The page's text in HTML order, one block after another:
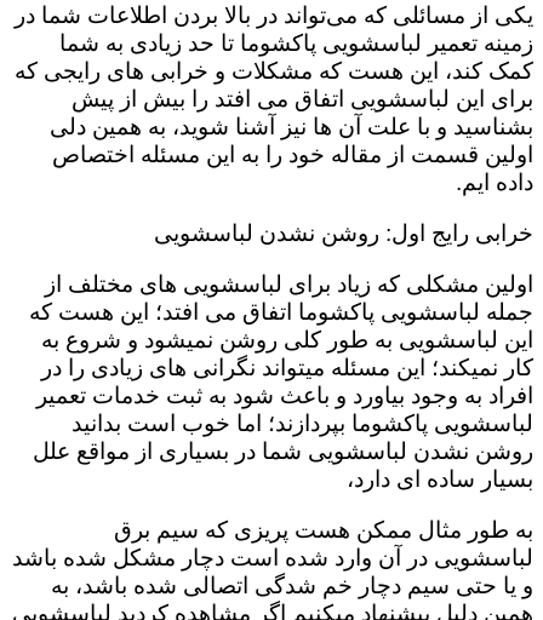
یکی از مسائلی که می‌تواند در بالا بردن اطلاعات شما در
زمینه تعمیر لباسشویی پاکشوما تا حد زیادی به شما
کمک کند، این هست که مشکلات و خرابی های رایجی که
برای این لباسشویی اتفاق می افتد را بیش از پیش
بشناسید و با علت آن ها نیز آشنا شوید، به همین دلی
اولین قسمت از مقاله خود را به این مسئله اختصاص
داده ایم.
خرابی رایج اول: روشن نشدن لباسشویی
اولین مشکلی که زیاد برای لباسشویی های مختلف از
جمله لباسشویی پاکشوما اتفاق می افتد؛ این هست که
این لباسشویی به طور کلی روشن نمیشود و شروع به
کار نمیکند؛ این مسئله میتواند نگرانی های زیادی را در
افراد به وجود بیاورد و باعث شود به ثبت خدمات تعمیر
لباسشویی پاکشوما بپردازند؛ اما خوب است بدانید
روشن نشدن لباسشویی شما در بسیاری از مواقع علل
بسیار ساده ای دارد،
به طور مثال ممکن هست پریزی که سیم برق
لباسشویی در آن وارد شده است دچار مشکل شده باشد
و یا حتی سیم دچار خم شدگی اتصالی شده باشد، به
همین دلیل پیشنهاد میکنیم اگر مشاهده کردید لباسشویی